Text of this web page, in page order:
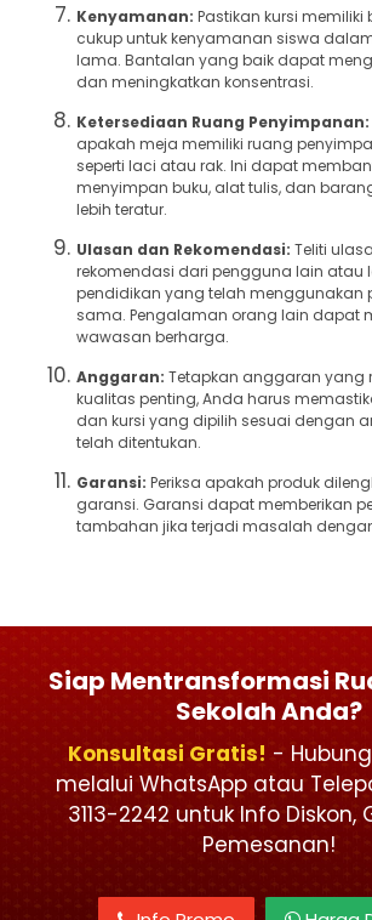
Kenyamanan: Pastikan kursi
cukup untuk kenyamanan siswa
lama. Bantalan yang baik dapat
dan meningkatkan konsentrasi.
Ketersediaan Ruang Penyimpanan:
apakah meja memiliki ruang
seperti laci atau rak. Ini dapat
menyimpan buku, alat tulis, dan
lebih teratur.
Ulasan dan Rekomendasi: Teliti
rekomendasi dari pengguna lain atau
pendidikan yang telah menggunakan
sama. Pengalaman orang lain dapat
wawasan berharga.
Anggaran: Tetapkan anggaran yang
kualitas penting, Anda harus
dan kursi yang dipilih sesuai dengan
telah ditentukan.
Garansi: Periksa apakah produk
garansi. Garansi dapat memberikan
tambahan jika terjadi masalah
Siap Mentransformasi
Sekolah Anda?
Konsultasi Gratis! -
melalui WhatsApp atau
3113-2242 untuk Info Diskon,
Pemesanan!